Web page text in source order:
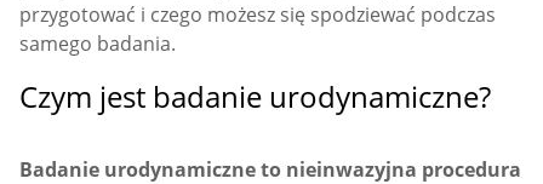
przygotować i czego możesz się spodziewać podczas
samego badania.
Czym jest badanie urodynamiczne?
Badanie urodynamiczne to nieinwazyjna procedura